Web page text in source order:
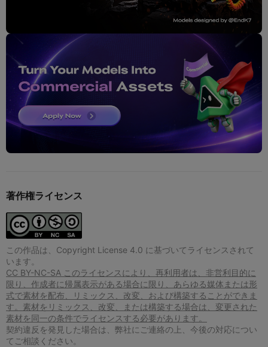
著作権ライセンス
この作品は、Copyright License 4.0 に基づいてライセンスされて
います。
CC BY-NC-SA このライセンスにより、再利用者は、非営利目的に
限り、作成者に帰属表示がある場合に限り、あらゆる媒体または形
式で素材を配布、リミックス、改変、および構築することができま
す。素材をリミックス、改変、または構築する場合は、変更された
素材を同一の条件でライセンスする必要があります。
契約違反を発見した場合は、弊社にご連絡の上、今後の対応につい
てご相談ください。